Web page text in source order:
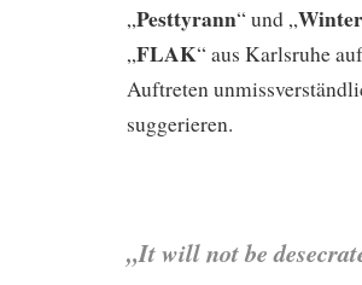
„Pesttyrann“ und „
„FLAK“ aus Karlsruhe
Auftreten
suggerieren.
„It will not be